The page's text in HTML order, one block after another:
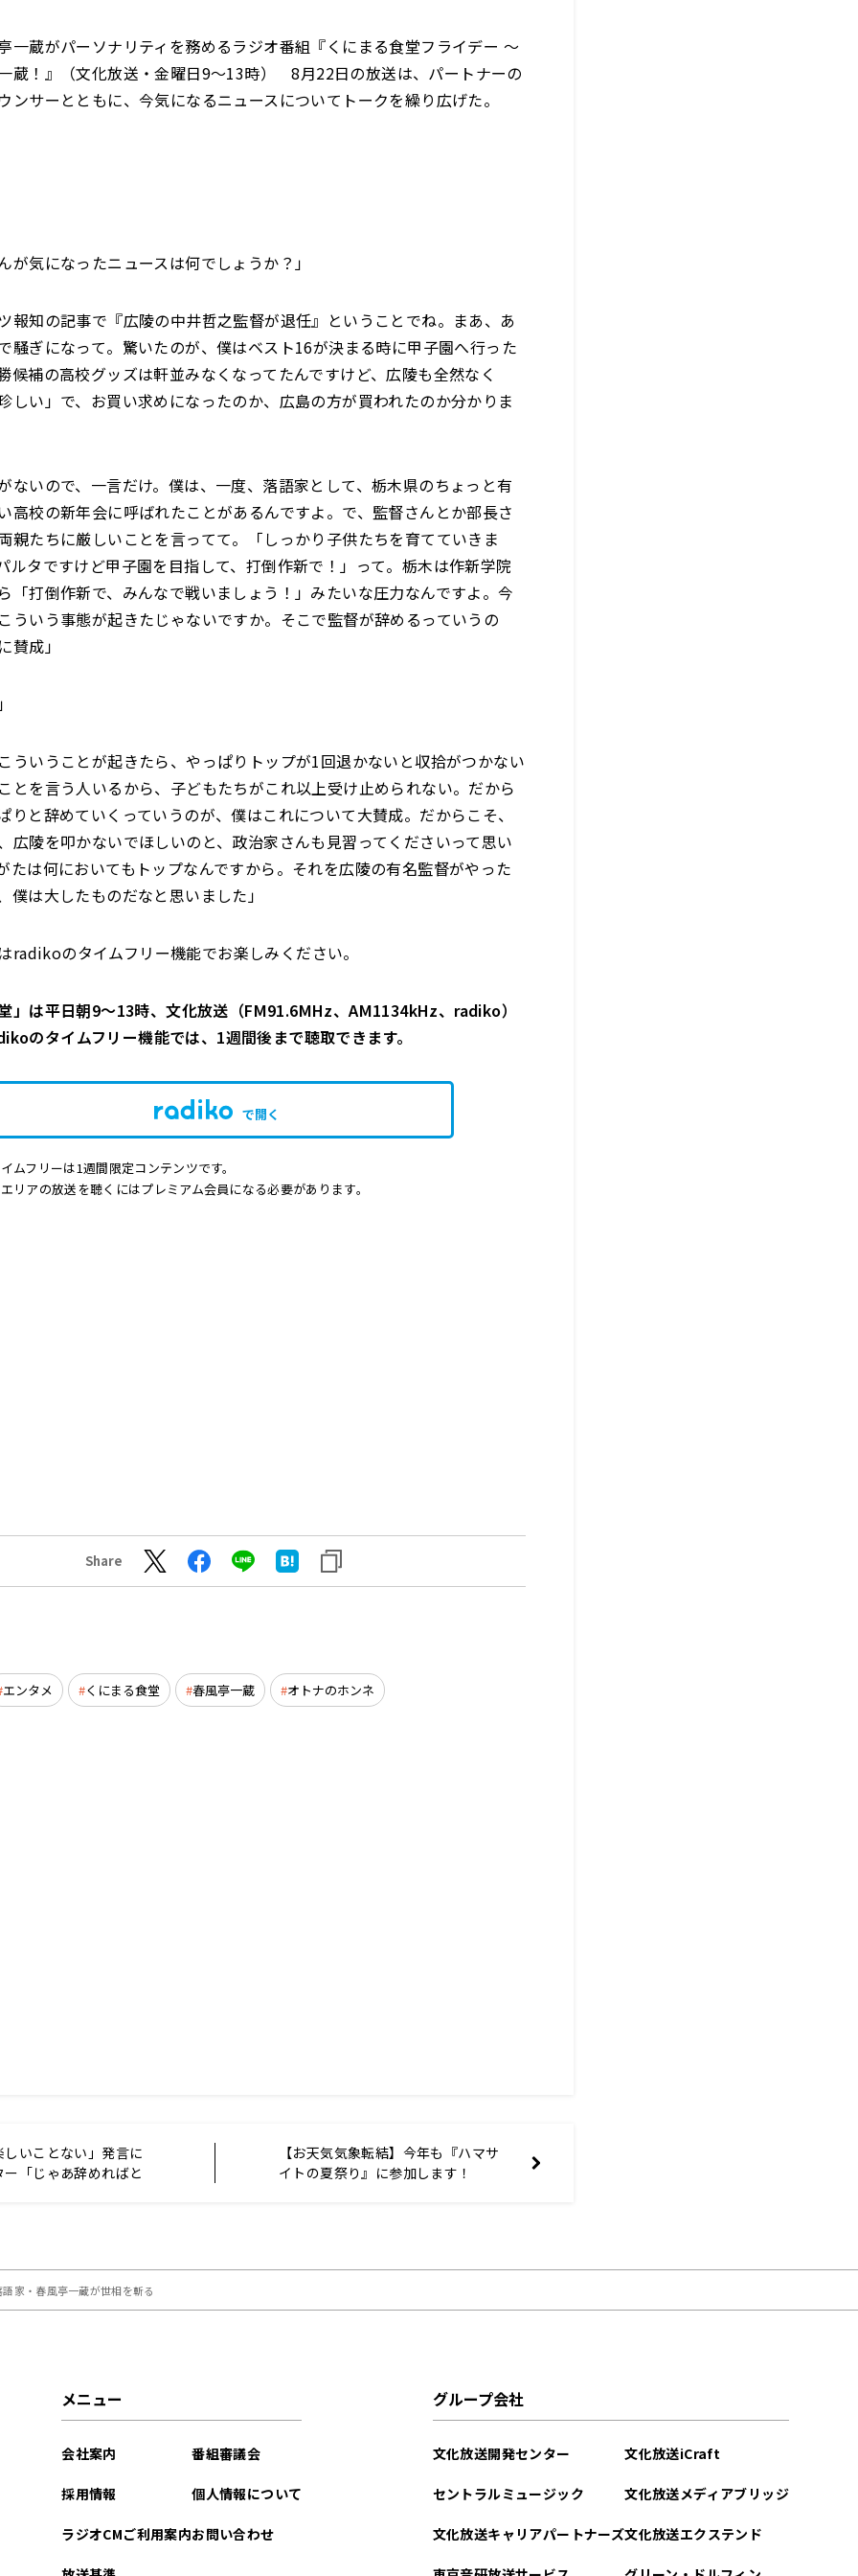
一蔵がパーソナリティを務めるラジオ番組『くにまる食堂フライデー ～
蔵！』（文化放送・金曜日9〜13時） 8月22日の放送は、パートナーの
ンサーとともに、今気になるニュースについてトークを繰り広げた。
が気になったニュースは何でしょうか？」
報知の記事で『広陵の中井哲之監督が退任』ということでね。まあ、あ
騒ぎになって。驚いたのが、僕はベスト16が決まる時に甲子園へ行った
候補の高校グッズは軒並みなくなってたんですけど、広陵も全然なく
しい」で、お買い求めになったのか、広島の方が買われたのか分かりま
ないので、一言だけ。僕は、一度、落語家として、栃木県のちょっと有
高校の新年会に呼ばれたことがあるんですよ。で、監督さんとか部長さ
親たちに厳しいことを言ってて。「しっかり子供たちを育てていきま
ルタですけど甲子園を目指して、打倒作新で！」って。栃木は作新学院
「打倒作新で、みんなで戦いましょう！」みたいな圧力なんですよ。今
ういう事態が起きたじゃないですか。そこで監督が辞めるっていうの
賛成」
ういうことが起きたら、やっぱりトップが1回退かないと収拾がつかない
とを言う人いるから、子どもたちがこれ以上受け止められない。だから
りと辞めていくっていうのが、僕はこれについて大賛成。だからこそ、
広陵を叩かないでほしいのと、政治家さんも見習ってくださいって思い
たは何においてもトップなんですから。それを広陵の有名監督がやった
僕は大したものだなと思いました」
radikoのタイムフリー機能でお楽しみください。
」は平日朝9～13時、文化放送（FM91.6MHz、AM1134kHz、radiko）
のタイムフリー機能では、1週間後まで聴取できます。
で開く
ムフリーは1週間限定コンテンツです。
リアの放送を聴くにはプレミアム会員になる必要があります。
Share
エンタメ くにまる食堂 春風亭一蔵 オトナのホンネ
いことない」発言に
「じゃあ辞めればと
【お天気気象転結】今年も『ハマサ
イトの夏祭り』に参加します！
家・春風亭一蔵が世相を斬る
メニュー
会社案内
採用情報
ラジオCMご利用案内
番組審議会
個人情報について
お問い合わせ
グループ会社
文化放送開発センター
セントラルミュージック
文化放送キャリアパートナーズ
文化放送iCraft
文化放送メディアブリッジ
文化放送エクステンド